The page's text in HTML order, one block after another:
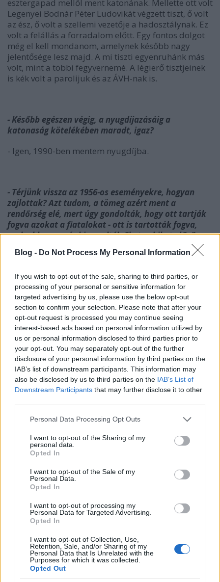
Blog - Do Not Process My Personal Information
If you wish to opt-out of the sale, sharing to third parties, or
processing of your personal or sensitive information for
targeted advertising by us, please use the below opt-out
section to confirm your selection. Please note that after your
opt-out request is processed you may continue seeing
interest-based ads based on personal information utilized by
us or personal information disclosed to third parties prior to
your opt-out. You may separately opt-out of the further
disclosure of your personal information by third parties on the
IAB’s list of downstream participants. This information may
also be disclosed by us to third parties on the IAB’s List of
Downstream Participants that may further disclose it to other
Please note that this website/app uses one or more Google
not limited to your visit or usage behaviour. You may click to
grant or deny consent to Google and its third-party tags to
use your data for below specified purposes in below Google
consent section.
Personal Data Processing Opt Outs
I want to opt-out of the Sharing of my
personal data.
Opted In
I want to opt-out of the Sale of my
Personal Data.
Opted In
I want to opt-out of processing my
Personal Data for Targeted Advertising.
Opted In
I want to opt-out of Collection, Use,
Retention, Sale, and/or Sharing of my
Personal Data that Is Unrelated with the
Purposes for which it was collected.
Opted Out
esztergapad mellől ment katonának. Mellette ott volt
Legenyei Bodnár Péter Ludovikát végzett tiszt, ő volt
az ész, ő volt a szellemi vezetője a hadosztálynak. Ez
volt a felállás a forradalom előtt. Egy fontos dolgot
még el kell mondanom, amelynek később nagy
jelentősége lesz majd. A mi tiszti egyenruhánk más
volt, mint a többi fegyvernemé. A légierő tisztjeinek
is kék volt a parolijuk és az ÁVH-nak is.
- Később egészen végig, a nyugdíjazásáig a
katonaság kötelékében maradt, igaz?
- Igen, 1990-ben mentem nyugdíjba.
- Térjünk vissza az 1956-os eseményekre, hogyan
zajlottak? Azt tudom, a tömeg azért ment a
rendőrség elé, mert úgy gondolták, hogy ott tartják
fogva azokat a fiatalokat - ott is tartották fogva,
csak akkorra már kiengedték őket - akiket előző nap
előzményeket. Mikor Miskolcra kerültem, nem volt
sporttiszti hely, így Zombori Sándornak lettem a
segédtisztje, mivel előtte az elődöm tragikus
körülmények között elhunyt. Ennek előtte a
Honvédség személyzeti osztályáról sokat hívogattak
és nagyon letoltak azért, hogy én a Rákosinak
írogattam levelet. Nyilvánvalóan valahogy eljutott
hozzájuk a híre, mivel engem felső parancsra
helyeztek Miskolcra. Mondták azt is, hogy nincs
sporttiszti hely, én pedig mondtam, bármilyen
beosztást elvállalok, ha itt maradhatok. Így kerültem
Zombori mellé, így lettem a segédtisztje, így
kerültem úgymond "tűzközelbe". Volt neki egy
tolmácstisztje is, aki remekül tudott oroszul, és
forradalmi napokban. Ezért tudok én sok olyan
dolgot, amit talán nem minden tiszt tudott a
hátteréről. Például azt, hogy Földvári Rudolffal, a
megyei pártbizottság első titkárával milyen szoros
volt az együttműködés ezekben a napokban. Vagy
például a Nagy Attilával, a színésszel, aki ekkor a
megyei Munkástanács elnöke volt.